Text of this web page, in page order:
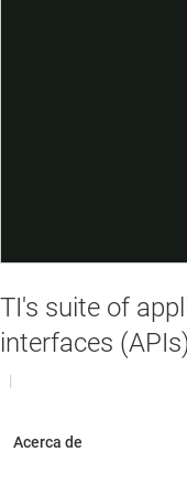
TI's suite of
interfaces (APIs)
|